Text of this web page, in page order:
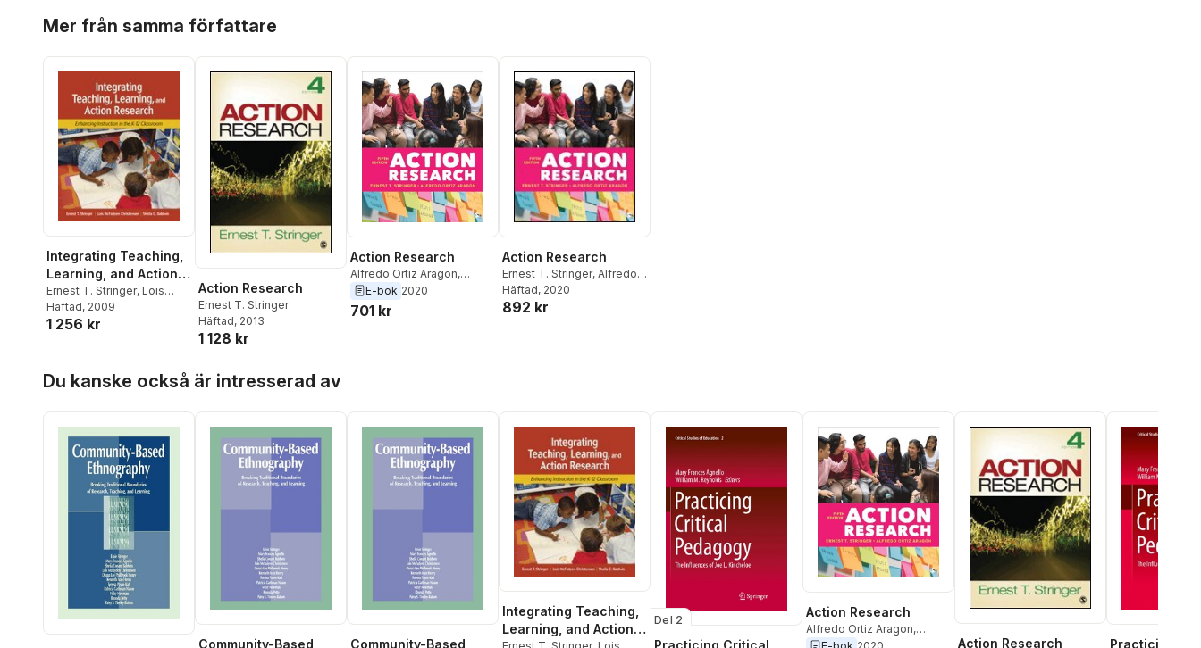
Mer från samma författare
Integrating Teaching,
Learning, and Action
Research
Ernest T. Stringer, Lois
McFadyen Christensen
Shelia C. Baldwin
Häftad, 2009
1 256 kr
Action Research
Ernest T. Stringer
Häftad, 2013
1 128 kr
Action Research
Alfredo Ortiz Aragon,
Ernest T. Stringer
E-bok 2020
701 kr
Action Research
Ernest T. Stringer, Alfredo
Ortiz Aragón
Häftad, 2020
892 kr
Du kanske också är intresserad av
Community-Based Community-Based
Integrating Teaching,
Learning, and Action
Del 2
Practicing Critical
Action Research
Alfredo Ortiz Aragon,
Ernest T. Stringer
Action Research Practicing